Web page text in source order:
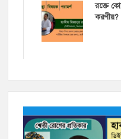
রক্তে
করণীয়?